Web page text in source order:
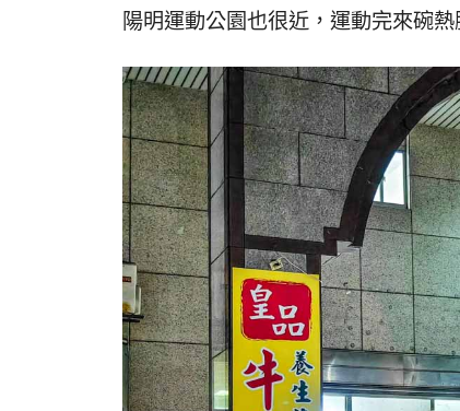
陽明運動公園也很近，運動完來碗